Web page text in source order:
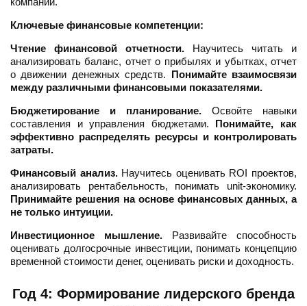
Ключевые финансовые компетенции:
Чтение финансовой отчетности. Научитесь читать и
анализировать баланс, отчет о прибылях и убытках, отчет
о движении денежных средств. Понимайте взаимосвязи
между различными финансовыми показателями.
Бюджетирование и планирование. Освойте навыки
составления и управления бюджетами. Понимайте, как
эффективно распределять ресурсы и контролировать
затраты.
Финансовый анализ.Научитесь оценивать ROI проектов,
анализировать рентабельность, понимать unit-экономику.
Принимайте решения на основе финансовых данных, а
не только интуиции.
Инвестиционное мышление. Развивайте способность
оценивать долгосрочные инвестиции, понимать концепцию
временной стоимости денег, оценивать риски и доходность.
Год 4: Формирование лидерского бренда